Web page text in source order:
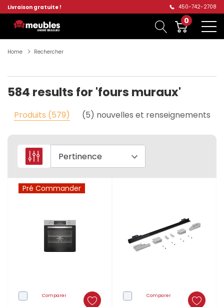
Livraison gratuite ! 450-742-2708
0
Home Rechercher
584 results for 'fours muraux'
Produits (579) (5) nouvelles et renseignements
Comment
acheter
convient
Pré Commander
Comparer Comparer